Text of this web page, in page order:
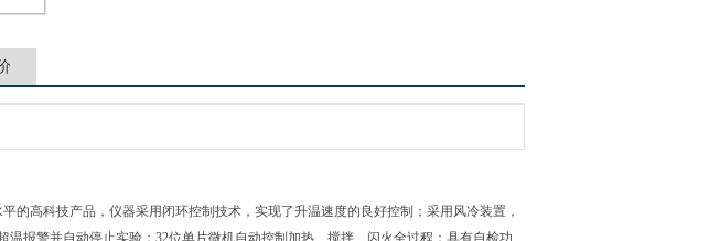
的高科技产品，仪器采用闭环控制技术，实现了升温速度的良好控制；采用风冷装置，
报警并自动停止实验；32位单片微机自动控制加热、搅拌、闪火全过程；具有自检功